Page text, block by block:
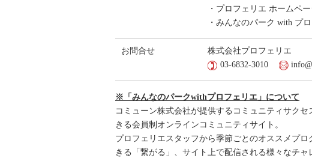
・プロフェリエ ホームペ
・みんなのパーク with プ
お問合せ
株式会社プロフェリエ
03-6832-3010
※「みんなのパークwithプロフェリエ」について
コミューン株式会社が提供するコミュニティサク
きる会員制オンラインコミュニティサイト。
プロフェリエスタッフから季節ごとのオススメプ
きる「繋がる」、サイト上で配信される様々なチ